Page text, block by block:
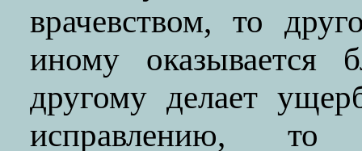
врачевством, то
иному оказывается
другому делает
исправлению,